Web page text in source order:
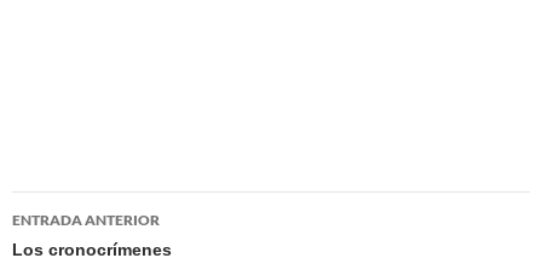
Navegación
ENTRADA ANTERIOR
Los cronocrímenes